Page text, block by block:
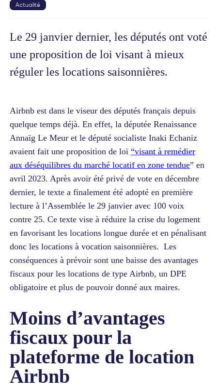
Actualité
Le 29 janvier dernier, les députés ont voté
une proposition de loi visant à mieux
réguler les locations saisonnières.
Airbnb est dans le viseur des députés français depuis
quelque temps déjà. En effet, la députée Renaissance
Annaïg Le Meur et le député socialiste Inaki Echaniz
avaient fait une proposition de loi “visant à remédier
aux déséquilibres du marché locatif en zone tendue” en
avril 2023. Après avoir été privé de vote en décembre
dernier, le texte a finalement été adopté en première
lecture à l’Assemblée le 29 janvier avec 100 voix
contre 25. Ce texte vise à réduire la crise du logement
en favorisant les locations longue durée et en pénalisant
donc les locations à vocation saisonnières. Les
conséquences à prévoir sont une baisse des avantages
fiscaux pour les locations de type Airbnb, un DPE
obligatoire et plus de pouvoir donné aux maires.
Moins d’avantages
fiscaux pour la
plateforme de location
Airbnb